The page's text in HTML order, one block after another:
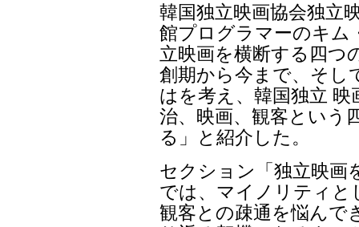
韓国独立映画協会独立
館プログラマーのキム
立映画を横断する四つ
創期から今まで、そし
はを考え、韓国独立
治、映画、観客という
る」と紹介した。
セクション「独立映画
では、マイノリティと
観客との疎通を悩んで